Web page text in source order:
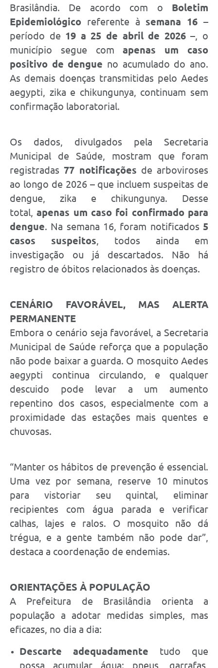
Brasilândia. De acordo com o Boletim
Epidemiológico referente à semana 16 –
período de 19 a 25 de abril de 2026–, o
município segue comapenas um caso
positivo de dengue no acumulado do ano.
As demais doenças transmitidas pelo Aedes
aegypti, zika e chikungunya, continuam sem
confirmação laboratorial.
Os dados, divulgados pela Secretaria
Municipal de Saúde, mostram que foram
registradas77 notificações de arboviroses
ao longo de 2026 – que incluem suspeitas de
dengue, zika e chikungunya. Desse
total,apenas um caso foi confirmado para
dengue. Na semana 16, foram notificados 5
casos suspeitos, todos ainda em
investigação ou já descartados. Não há
registro de óbitos relacionados às doenças.
CENÁRIO FAVORÁVEL, MAS ALERTA
PERMANENTE
Embora o cenário seja favorável, a Secretaria
Municipal de Saúde reforça que a população
não pode baixar a guarda. O mosquito Aedes
aegypti continua circulando, e qualquer
descuido pode levar a um aumento
repentino dos casos, especialmente com a
proximidade das estações mais quentes e
chuvosas.
“Manter os hábitos de prevenção é essencial.
Uma vez por semana, reserve 10 minutos
para vistoriar seu quintal, eliminar
recipientes com água parada e verificar
calhas, lajes e ralos. O mosquito não dá
trégua, e a gente também não pode dar”,
destaca a coordenação de endemias.
ORIENTAÇÕES À POPULAÇÃO
A Prefeitura de Brasilândia orienta a
população a adotar medidas simples, mas
eficazes, no dia a dia:
Descarte adequadamente tudo que
possa acumular água: pneus, garrafas,